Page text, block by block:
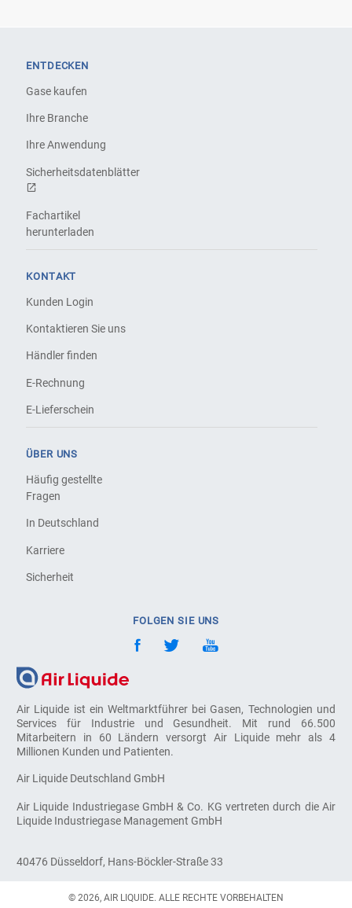
Air Liquide ist ein Weltmarktführer bei Gasen, Technologien und
Services für Industrie und Gesundheit. Mit rund 66.500
Mitarbeitern in 60 Ländern versorgt Air Liquide mehr als 4
Millionen Kunden und Patienten.
Air Liquide Deutschland GmbH
Air Liquide Industriegase GmbH & Co. KG vertreten durch die Air
Liquide Industriegase Management GmbH
40476 Düsseldorf, Hans-Böckler-Straße 33
ENTDECKEN
Gase kaufen
Ihre Branche
Ihre Anwendung
Sicherheitsdatenblätter
Fachartikel
herunterladen
KONTAKT
Kunden Login
Kontaktieren Sie uns
Händler finden
E-Rechnung
E-Lieferschein
ÜBER UNS
Häufig gestellte
Fragen
In Deutschland
Karriere
Sicherheit
FOLGEN SIE UNS
© 2026, AIR LIQUIDE. ALLE RECHTE VORBEHALTEN